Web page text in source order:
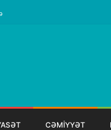
CƏMİYYƏT